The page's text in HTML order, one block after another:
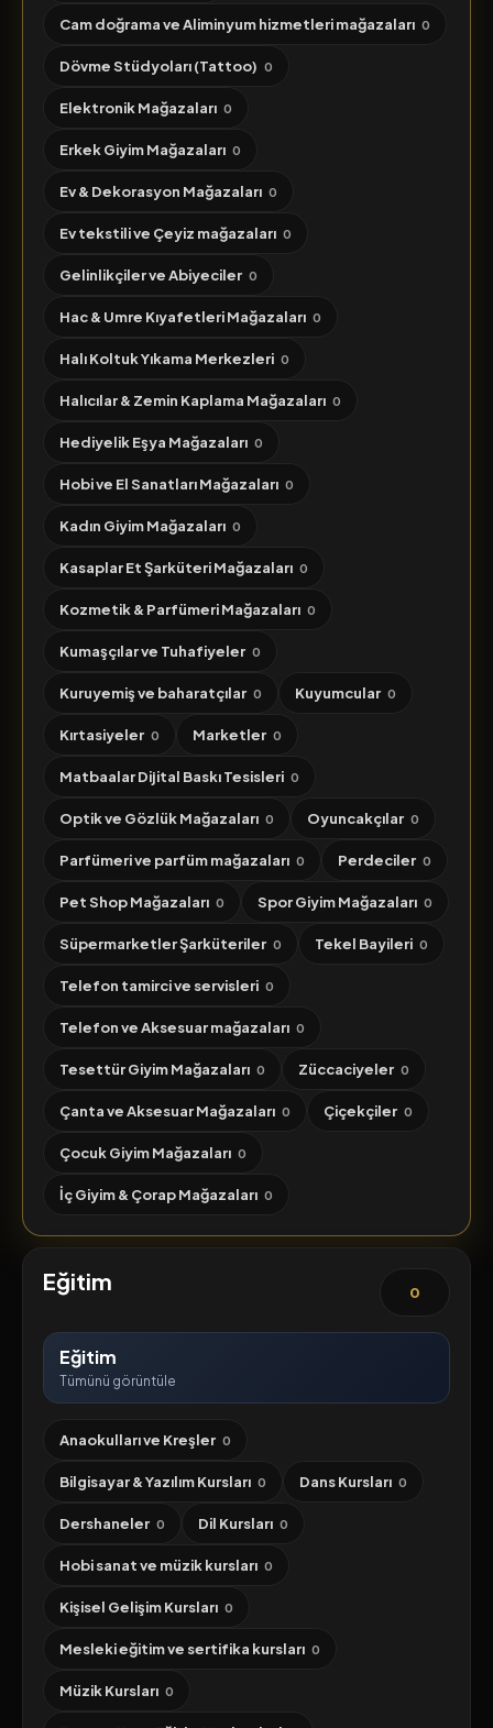
Cam doğrama ve Aliminyum hizmetleri mağazaları 0
Dövme Stüdyoları (Tattoo) 0
Elektronik Mağazaları 0
Erkek Giyim Mağazaları 0
Ev & Dekorasyon Mağazaları 0
Ev tekstili ve Çeyiz mağazaları 0
Gelinlikçiler ve Abiyeciler 0
Hac & Umre Kıyafetleri Mağazaları 0
Halı Koltuk Yıkama Merkezleri 0
Halıcılar & Zemin Kaplama Mağazaları 0
Hediyelik Eşya Mağazaları 0
Hobi ve El Sanatları Mağazaları 0
Kadın Giyim Mağazaları 0
Kasaplar Et Şarküteri Mağazaları 0
Kozmetik & Parfümeri Mağazaları 0
Kumaşçılar ve Tuhafiyeler 0
Kuruyemiş ve baharatçılar 0 Kuyumcular 0
Kırtasiyeler 0 Marketler 0
Matbaalar Dijital Baskı Tesisleri 0
Optik ve Gözlük Mağazaları 0 Oyuncakçılar 0
Parfümeri ve parfüm mağazaları 0 Perdeciler 0
Pet Shop Mağazaları 0 Spor Giyim Mağazaları 0
Süpermarketler Şarküteriler 0 Tekel Bayileri 0
Telefon tamirci ve servisleri 0
Telefon ve Aksesuar mağazaları 0
Tesettür Giyim Mağazaları 0 Züccaciyeler 0
Çanta ve Aksesuar Mağazaları 0 Çiçekçiler 0
Çocuk Giyim Mağazaları 0
İç Giyim & Çorap Mağazaları 0
Eğitim 0
Eğitim
Tümünü görüntüle
Anaokulları ve Kreşler 0
Bilgisayar & Yazılım Kursları 0 Dans Kursları 0
Dershaneler 0 Dil Kursları 0
Hobi sanat ve müzik kursları 0
Kişisel Gelişim Kursları 0
Mesleki eğitim ve sertifika kursları 0
Müzik Kursları 0